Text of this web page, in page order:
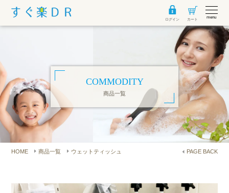
menu
カート
ログイン
COMMODITY
商品一覧
PAGE BACK
HOME 商品一覧 ウェットティッシュ